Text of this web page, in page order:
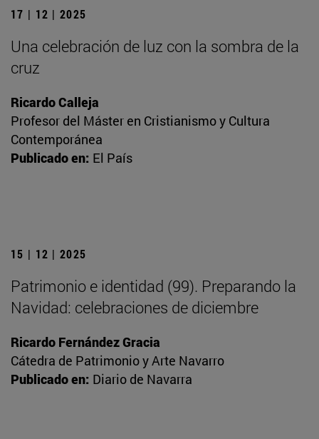
17 | 12 | 2025
Una celebración de luz con la sombra de la
cruz
Ricardo Calleja
Profesor del Máster en Cristianismo y Cultura
Contemporánea
Publicado en: El País
15 | 12 | 2025
Patrimonio e identidad (99). Preparando la
Navidad: celebraciones de diciembre
Ricardo Fernández Gracia
Cátedra de Patrimonio y Arte Navarro
Publicado en: Diario de Navarra